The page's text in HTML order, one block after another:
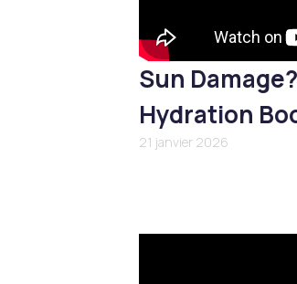
Sun
Hydration
21 janvier 2026